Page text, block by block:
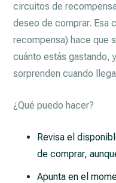
circuitos de
deseo de comprar. Esa
recompensa) hace que
cuánto estás gastando,
sorprenden cuando
¿Qué puedo hacer?
Revisa el
de comprar,
Apunta en el